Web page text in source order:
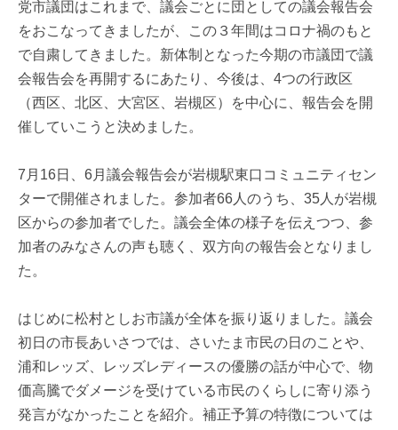
党市議団はこれまで、議会ごとに団としての議会報告会
をおこなってきましたが、この３年間はコロナ禍のもと
で自粛してきました。新体制となった今期の市議団で議
会報告会を再開するにあたり、今後は、4つの行政区
（西区、北区、大宮区、岩槻区）を中心に、報告会を開
催していこうと決めました。
7月16日、6月議会報告会が岩槻駅東口コミュニティセン
ターで開催されました。参加者66人のうち、35人が岩槻
区からの参加者でした。議会全体の様子を伝えつつ、参
加者のみなさんの声も聴く、双方向の報告会となりまし
た。
はじめに松村としお市議が全体を振り返りました。議会
初日の市長あいさつでは、さいたま市民の日のことや、
浦和レッズ、レッズレディースの優勝の話が中心で、物
価高騰でダメージを受けている市民のくらしに寄り添う
発言がなかったことを紹介。補正予算の特徴については